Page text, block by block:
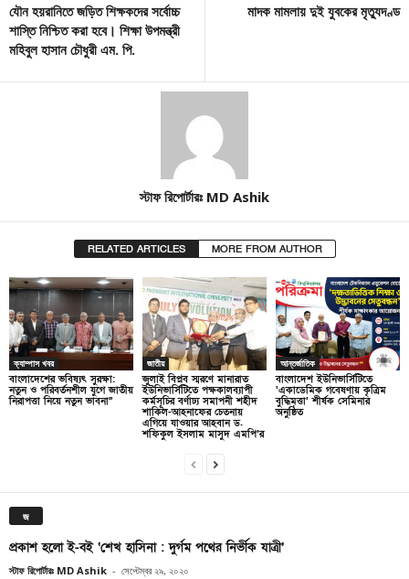
যৌন হয়রানিতে জড়িত শিক্ষকদের সর্বোচ্চ
শাস্তি নিশ্চিত করা হবে। শিক্ষা উপমন্ত্রী
মহিবুল হাসান চৌধুরী এম. পি.
মাদক মামলায় দুই যুবকের মৃত্যুদণ্ড
স্টাফ রিপোর্টারঃ MD Ashik
RELATED ARTICLES MORE FROM AUTHOR
ক্যাম্পাস খবর
বাংলাদেশের ভবিষ্যৎ সুরক্ষা:
নতুন ও পরিবর্তনশীল যুগে জাতীয়
নিরাপত্তা নিয়ে নতুন ভাবনা”
জাতীয়
জুলাই বিপ্লব স্মরণে মানারাত
ইউনিভার্সিটিতে পক্ষকালব্যাপী
কর্মসূচির বর্ণাঢ্য সমাপনী শহীদ
শাকিল-আহনাফের চেতনায়
এগিয়ে যাওয়ার আহবান ড.
শফিকুল ইসলাম মাসুদ এমপি’র
আন্তর্জাতিক
বাংলাদেশ ইউনিভার্সিটিতে
‘একাডেমিক গবেষণায় কৃত্রিম
বুদ্ধিমত্তা’ শীর্ষক সেমিনার
অনুষ্ঠিত
জ
প্রকাশ হলো ই-বই ‘শেখ হাসিনা : দুর্গম পথের নির্ভীক যাত্রী’
স্টাফ রিপোর্টারঃ MD Ashik - সেপ্টেম্বর ২৯, ২০২০